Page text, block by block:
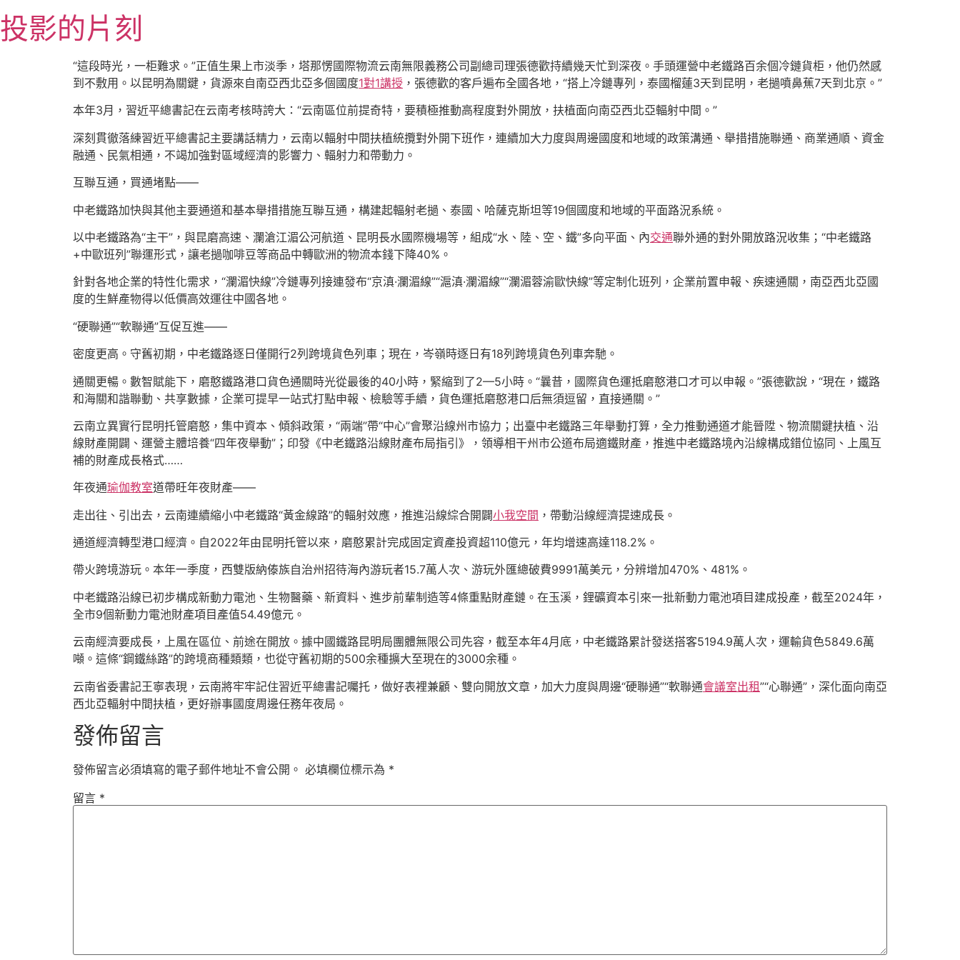
至
主
投影的片刻
“這段時光，一柜難求。”正值生果上市淡季，塔那愣國際物流云南無限義務公司副總司理張德歡持續幾天忙到深夜。手頭運營中老鐵路百余個冷鏈貨柜，他仍然感
到不敷用。以昆明為關鍵，貨源來自南亞西北亞多個國度1對1講授 ，張德歡的客戶遍布全國各地，“搭上冷鏈專列，泰國榴蓮3天到昆明，老撾噴鼻蕉7天到北京。”
本年3月，習近平總書記在云南考核時誇大：“云南區位前提奇特，要積極推動高程度對外開放，扶植面向南亞西北亞輻射中間。”
深刻貫徹落練習近平總書記主要講話精力，云南以輻射中間扶植統攬對外開下班作，連續加大力度與周邊國度和地域的政策溝通、舉措措施聯通、商業通順、資金
融通、民氣相通，不竭加強對區域經濟的影響力、輻射力和帶動力。
互聯互通，買通堵點——
中老鐵路加快與其他主要通道和基本舉措措施互聯互通，構建起輻射老撾、泰國、哈薩克斯坦等19個國度和地域的平面路況系統。
以中老鐵路為“主干”，與昆磨高速、瀾滄江湄公河航道、昆明長水國際機場等，組成“水、陸、空、鐵”多向平面、內交通聯外通的對外開放路況收集；“中老鐵路
+中歐班列”聯運形式，讓老撾咖啡豆等商品中轉歐洲的物流本錢下降40%。
針對各地企業的特性化需求，“瀾湄快線”冷鏈專列接連發布“京滇·瀾湄線”“滬滇·瀾湄線”“瀾湄蓉渝歐快線”等定制化班列，企業前置申報、疾速通關，南亞西北亞國
度的生鮮產物得以低價高效運往中國各地。
“硬聯通”“軟聯通”互促互進——
密度更高。守舊初期，中老鐵路逐日僅開行2列跨境貨色列車；現在，岑嶺時逐日有18列跨境貨色列車奔馳。
通關更暢。數智賦能下，磨憨鐵路港口貨色通關時光從最後的40小時，緊縮到了2—5小時。“曩昔，國際貨色運抵磨憨港口才可以申報。”張德歡說，“現在，鐵路
和海關和諧聯動、共享數據，企業可提早一站式打點申報、檢驗等手續，貨色運抵磨憨港口后無須逗留，直接通關。”
云南立異實行昆明托管磨憨，集中資本、傾斜政策，“兩端”帶“中心”會聚沿線州市協力；出臺中老鐵路三年舉動打算，全力推動通道才能晉陞、物流關鍵扶植、沿
線財產開闢、運營主體培養“四年夜舉動”；印發《中老鐵路沿線財產布局指引》，領導相干州市公道布局適鐵財產，推進中老鐵路境內沿線構成錯位協同、上風互
補的財產成長格式……
年夜通瑜伽教室道帶旺年夜財產——
走出往、引出去，云南連續縮小中老鐵路“黃金線路”的輻射效應，推進沿線綜合開闢小我空間 ，帶動沿線經濟提速成長。
通道經濟轉型港口經濟。自2022年由昆明托管以來，磨憨累計完成固定資產投資超110億元，年均增速高達118.2%。
帶火跨境游玩。本年一季度，西雙版納傣族自治州招待海內游玩者15.7萬人次、游玩外匯總破費9991萬美元，分辨增加470%、481%。
中老鐵路沿線已初步構成新動力電池、生物醫藥、新資料、進步前輩制造等4條重點財產鏈。在玉溪，鋰礦資本引來一批新動力電池項目建成投產，截至2024年，
全市9個新動力電池財產項目產值54.49億元。
云南經濟要成長，上風在區位、前途在開放。據中國鐵路昆明局團體無限公司先容，截至本年4月底，中老鐵路累計發送搭客5194.9萬人次，運輸貨色5849.6萬
噸。這條“鋼鐵絲路”的跨境商種類類，也從守舊初期的500余種擴大至現在的3000余種。
云南省委書記王寧表現，云南將牢牢記住習近平總書記囑托，做好表裡兼顧、雙向開放文章，加大力度與周邊“硬聯通”“軟聯通會議室出租”“心聯通”，深化面向南亞
西北亞輻射中間扶植，更好辦事國度周邊任務年夜局。
發佈留言
發佈留言必須填寫的電子郵件地址不會公開。 必填欄位標示為 *
留言 *